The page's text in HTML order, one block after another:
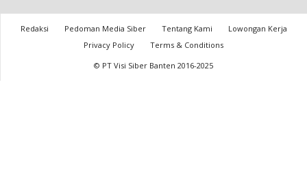
Redaksi Pedoman Media Siber Tentang Kami
Lowongan Kerja
Privacy Policy
Terms & Conditions
© PT Visi Siber Banten 2016-2025